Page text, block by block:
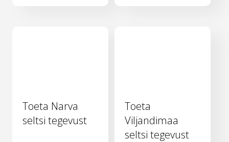
Toeta Narva
seltsi tegevust
Toeta
Viljandimaa
seltsi tegevust